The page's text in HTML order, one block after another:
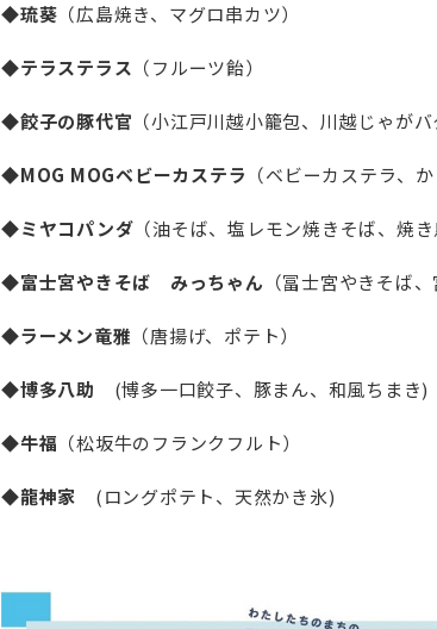
◆琉葵 （広島焼き、マグロ串カツ）
◆テラステラス （フルーツ飴）
◆餃子の豚代官 （小江戸川越小籠包、川越じゃがバ
◆MOG MOGベビーカステラ （ベビーカステラ、か
◆ミヤコパンダ （油そば、塩レモン焼きそば、焼き
◆富士宮やきそば みっちゃん （冨士宮やきそば
◆ラーメン竜雅 （唐揚げ、ポテト）
◆博多八助 (博多一口餃子、豚まん、和風ちまき)
◆牛福 （松坂牛のフランクフルト）
◆龍神家 (ロングポテト、天然かき氷)